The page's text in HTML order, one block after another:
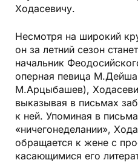
Ходасевичу.
Несмотря на широкий
он за летний сезон
начальник
оперная певица
М.Арцыбашев),
выказывая в письмах
к ней. Упоминая в
«ничегонеделании»,
обращается к жене с
касающимися его